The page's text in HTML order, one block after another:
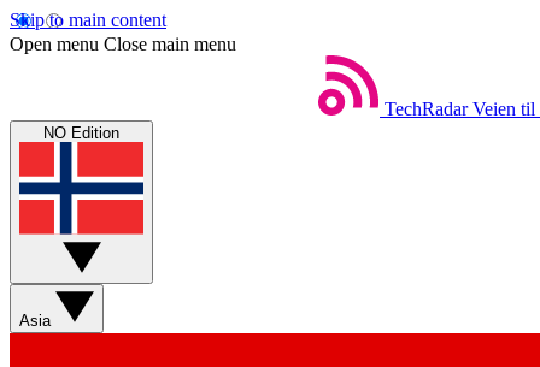
Skip to main content
Open menu Close main menu
TechRadar Veien til
NO Edition
Asia